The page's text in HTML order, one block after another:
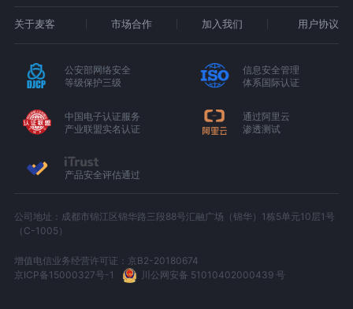
关于麦客 市场合作 加入我们 用户协议
公安部网络安全
等级保护三级
信息安全管理
体系国际认证
中国电子认证服务
产业联盟实名认证
通过阿里云
渗透测试
产品安全评估通过
公司地址：成都市锦江区锦华路三段88号汇融广场（锦华）1栋5单元10层1号
（C-1005）
增值电信业务经营许可证：京B2-20180674
京ICP备15000327号-1
川公网安备 51010402000439 号